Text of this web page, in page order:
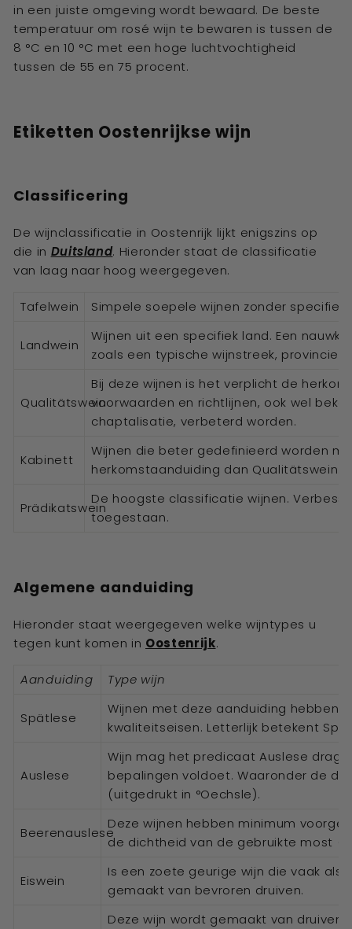
in een juiste omgeving wordt bewaard. De beste
temperatuur om rosé wijn te bewaren is tussen de
8 °C en 10 °C met een hoge luchtvochtigheid
tussen de 55 en 75 procent.
Etiketten Oostenrijkse wijn
Classificering
De wijnclassificatie in Oostenrijk lijkt enigszins op
die in Duitsland. Hieronder staat de classificatie
van laag naar hoog weergegeven.
Tafelwein Simpele soepele wijnen zonder
Landwein
Wijnen uit een specifiek land. Een
zoals een typische wijnstreek, provincie
Qualitätswein
Bij deze wijnen is het verplicht de
voorwaarden en richtlijnen, ook wel
chaptalisatie, verbeterd worden.
Kabinett
Wijnen die beter gedefinieerd worden
herkomstaanduiding dan Qualitätswein.
Prädikatswein
De hoogste classificatie wijnen.
toegestaan.
Algemene aanduiding
Hieronder staat weergegeven welke wijntypes u
tegen kunt komen in Oostenrijk.
Aanduiding Type wijn
Spätlese
Wijnen met deze aanduiding hebben
kwaliteitseisen. Letterlijk betekent
Auslese
Wijn mag het predicaat Auslese
bepalingen voldoet. Waaronder de
(uitgedrukt in °Oechsle).
Beerenauslese
Deze wijnen hebben minimum
de dichtheid van de gebruikte most
Eiswein
Is een zoete geurige wijn die vaak als
gemaakt van bevroren druiven.
Deze wijn wordt gemaakt van